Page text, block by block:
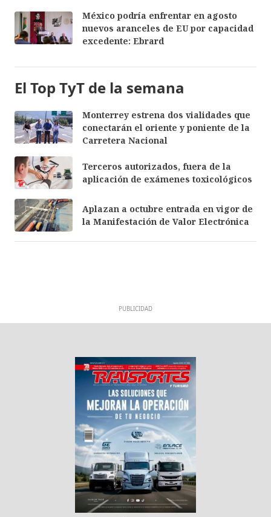
México podría enfrentar en agosto
nuevos aranceles de EU por capacidad
excedente: Ebrard
El Top TyT de la semana
Monterrey estrena dos vialidades que
conectarán el oriente y poniente de la
Carretera Nacional
Terceros autorizados, fuera de la
aplicación de exámenes toxicológicos
Aplazan a octubre entrada en vigor de
la Manifestación de Valor Electrónica
PUBLICIDAD